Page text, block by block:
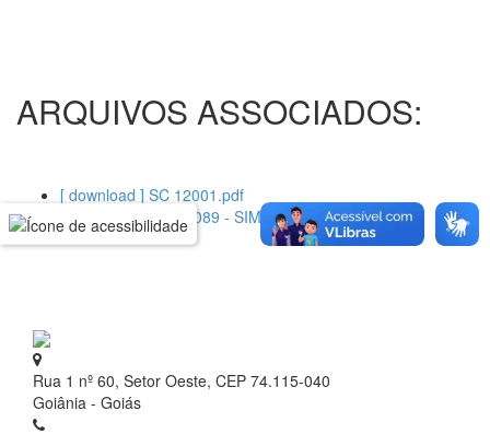
ARQUIVOS ASSOCIADOS:
[ download ] SC 12001.pdf
[ download ] OC 38089 - SIMPLYFIX.pdf
Rua 1 nº 60, Setor Oeste, CEP 74.115-040
Goiânia - Goiás